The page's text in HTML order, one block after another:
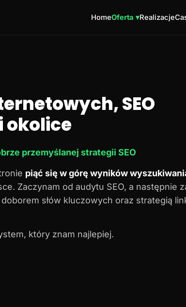
HomeOferta ▾Realizacje
SEO
okolice
przemyślanej strategii SEO
piąć się w górę wyników
Zaczynam od audytu SEO, a następnie
słów kluczowych oraz strategią
który znam najlepiej.